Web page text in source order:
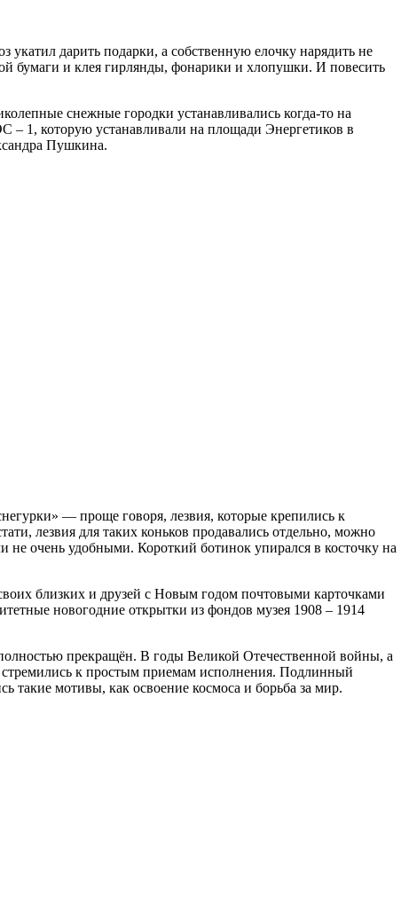
укатил дарить подарки, а собственную елочку нарядить не
бумаги и клея гирлянды, фонарики и хлопушки. И повесить
снежные городки устанавливались когда-то на
– 1, которую устанавливали на площади Энергетиков в
Пушкина.
— проще говоря, лезвия, которые крепились к
лезвия для таких коньков продавались отдельно, можно
очень удобными. Короткий ботинок упирался в косточку на
близких и друзей с Новым годом почтовыми карточками
новогодние открытки из фондов музея 1908 – 1914
прекращён. В годы Великой Отечественной войны, а
к простым приемам исполнения. Подлинный
такие мотивы, как освоение космоса и борьба за мир.